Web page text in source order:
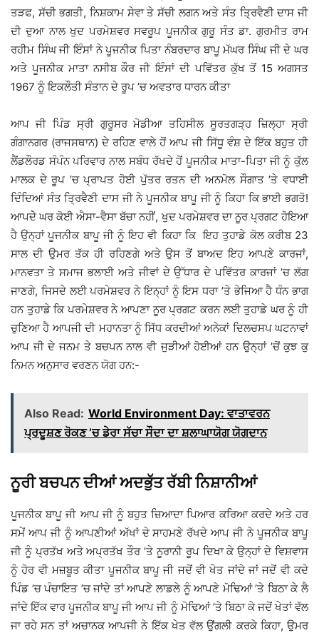
ਤੜਫ, ਸੱਚੀ ਭਗਤੀ, ਨਿਸ਼ਕਾਮ ਸੇਵਾ ਤੇ ਸੱਚੀ ਲਗਨ ਅਤੇ ਸੰਤ ਤ੍ਰਿਵੈਣੀ ਦਾਸ ਜੀ
ਦੀ ਦੁਆ ਨਾਲ ਖੁਦ ਪਰਮੇਸ਼ਵਰ ਸਵਰੂਪ ਪੂਜਨੀਕ ਗੁਰੂ ਸੰਤ ਡਾ. ਗੁਰਮੀਤ ਰਾਮ
ਰਹੀਮ ਸਿੰਘ ਜੀ ਇੰਸਾਂ ਨੇ ਪੂਜਨੀਕ ਪਿਤਾ ਨੰਬਰਦਾਰ ਬਾਪੂ ਮੱਘਰ ਸਿੰਘ ਜੀ ਦੇ ਘਰ
ਅਤੇ ਪੂਜਨੀਕ ਮਾਤਾ ਨਸੀਬ ਕੌਰ ਜੀ ਇੰਸਾਂ ਦੀ ਪਵਿੱਤਰ ਕੁੱਖ ਤੋਂ 15 ਅਗਸਤ
1967 ਨੂੰ ਇਕਲੌਤੀ ਸੰਤਾਨ ਦੇ ਰੂਪ ’ਚ ਅਵਤਾਰ ਧਾਰਨ ਕੀਤਾ
ਆਪ ਜੀ ਪਿੰਡ ਸ੍ਰੀ ਗੁਰੂਸਰ ਮੋਡੀਆ ਤਹਿਸੀਲ ਸੂਰਤਗੜ੍ਹ ਜ਼ਿਲ੍ਹਾ ਸ੍ਰੀ
ਗੰਗਾਨਗਰ (ਰਾਜਸਥਾਨ) ਦੇ ਰਹਿਣ ਵਾਲੇ ਹੋਂ ਆਪ ਜੀ ਸਿੱਧੂ ਵੰਸ਼ ਦੇ ਇੱਕ ਬਹੁਤ ਹੀ
ਲੈਂਡਲੌਰਡ ਸੰਪੰਨ ਪਰਿਵਾਰ ਨਾਲ ਸਬੰਧ ਰੱਖਦੇ ਹੋਂ ਪੂਜਨੀਕ ਮਾਤਾ-ਪਿਤਾ ਜੀ ਨੂੰ ਕੁੱਲ
ਮਾਲਕ ਦੇ ਰੂਪ ’ਚ ਪ੍ਰਾਪਤ ਹੋਈ ਪੁੱਤਰ ਰਤਨ ਦੀ ਅਨਮੋਲ ਸੌਗਾਤ ’ਤੇ ਵਧਾਈ
ਦਿੰਦਿਆਂ ਸੰਤ ਤ੍ਰਿਵੈਣੀ ਦਾਸ ਜੀ ਨੇ ਪੂਜਨੀਕ ਬਾਪੂ ਜੀ ਨੂੰ ਕਿਹਾ ਕਿ ਭਾਈ ਭਗਤੋ!
ਆਪਦੇੇ ਘਰ ਕੋਈ ਐਸਾ-ਵੈਸਾ ਬੱਚਾ ਨਹੀਂ, ਖੁਦ ਪਰਮੇਸ਼ਵਰ ਦਾ ਨੂਰ ਪ੍ਰਗਟ ਹੋਇਆ
ਹੈ ਉਨ੍ਹਾਂ ਪੂਜਨੀਕ ਬਾਪੂ ਜੀ ਨੂੰ ਇਹ ਵੀ ਕਿਹਾ ਕਿ ਇਹ ਤੁਹਾਡੇ ਕੋਲ ਕਰੀਬ 23
ਸਾਲ ਦੀ ਉਮਰ ਤੱਕ ਹੀ ਰਹਿਣਗੇ ਅਤੇ ਉਸ ਤੋਂ ਬਾਅਦ ਇਹ ਆਪਣੇ ਕਾਰਜਾਂ,
ਮਾਨਵਤਾ ਤੇ ਸਮਾਜ ਭਲਾਈ ਅਤੇ ਜੀਵਾਂ ਦੇ ਉੱਧਾਰ ਦੇ ਪਵਿੱਤਰ ਕਾਰਜਾਂ ’ਚ ਲੱਗ
ਜਾਣਗੇ, ਜਿਸਦੇ ਲਈ ਪਰਮੇਸ਼ਵਰ ਨੇ ਇਨ੍ਹਾਂ ਨੂੰ ਇਸ ਧਰਾ ’ਤੇ ਭੇਜਿਆ ਹੈ ਧੰਨ ਭਾਗ
ਹਨ ਤੁਹਾਡੇ ਕਿ ਪਰਮੇਸ਼ਵਰ ਨੇ ਆਪਣਾ ਨੂਰ ਪ੍ਰਗਟ ਕਰਨ ਲਈ ਤੁਹਾਡੇ ਘਰ ਨੂੰ ਹੀ
ਚੁਣਿਆ ਹੈ ਆਪਜੀ ਦੀ ਮਹਾਨਤਾ ਨੂੰ ਸਿੱਧ ਕਰਦੀਆਂ ਅਨੇਕਾਂ ਦਿਲਚਸਪ ਘਟਨਾਵਾਂ
ਆਪ ਜੀ ਦੇ ਜਨਮ ਤੇ ਬਚਪਨ ਨਾਲ ਵੀ ਜੁੜੀਆਂ ਹੋਈਆਂ ਹਨ ਉਨ੍ਹਾਂ ’ਚੋਂ ਕੁਝ ਕੁ
ਨਿਮਨ ਅਨੁਸਾਰ ਵਰਣਨ ਯੋਗ ਹਨ:-
Also Read: World Environment Day: ਵਾਤਾਵਰਨ
ਪ੍ਰਦੂਸ਼ਣ ਰੋਕਣ ’ਚ ਡੇਰਾ ਸੱਚਾ ਸੌਦਾ ਦਾ ਸ਼ਲਾਘਾਯੋਗ ਯੋਗਦਾਨ
ਨੂਰੀ ਬਚਪਨ ਦੀਆਂ ਅਦਭੁੱਤ ਰੱਬੀ ਨਿਸ਼ਾਨੀਆਂ
ਪੂਜਨੀਕ ਬਾਪੂ ਜੀ ਆਪ ਜੀ ਨੂੰ ਬਹੁਤ ਜ਼ਿਆਦਾ ਪਿਆਰ ਕਰਿਆ ਕਰਦੇ ਅਤੇ ਹਰ
ਸਮੇਂ ਆਪ ਜੀ ਨੂੰ ਆਪਣੀਆਂ ਅੱਖਾਂ ਦੇ ਸਾਹਮਣੇ ਰੱਖਦੇ ਆਪ ਜੀ ਨੇ ਪੂਜਨੀਕ ਬਾਪੂ
ਜੀ ਨੂੰ ਪ੍ਰਤੱਖ ਅਤੇ ਅਪ੍ਰਤੱਖ ਤੌਰ ’ਤੇ ਨੂਰਾਨੀ ਰੂਪ ਦਿਖਾ ਕੇ ਉਨ੍ਹਾਂ ਦੇ ਵਿਸ਼ਵਾਸ
ਨੂੰ ਹੋਰ ਵੀ ਮਜ਼ਬੂਤ ਕੀਤਾ ਪੂਜਨੀਕ ਬਾਪੂ ਜੀ ਜਦੋਂ ਵੀ ਖੇਤ ਜਾਂਦੇ ਜਾਂ ਜਦੋਂ ਵੀ ਕਦੇ
ਪਿੰਡ ’ਚ ਪੰਚਾਇਤ ’ਚ ਜਾਂਦੇ ਤਾਂ ਆਪਣੇ ਲਾਡਲੇ ਨੂੰ ਆਪਣੇ ਮੋਢਿਆਂ ’ਤੇ ਬਿਠਾ ਕੇ ਲੈ
ਜਾਂਦੇ ਇੱਕ ਵਾਰ ਪੂਜਨੀਕ ਬਾਪੂ ਜੀ ਆਪ ਜੀ ਨੂੰ ਮੋਢਿਆਂ ’ਤੇ ਬਿਠਾ ਕੇ ਜਦੋਂ ਖੇਤਾਂ ਵੱਲ
ਜਾ ਰਹੇ ਸਨ ਤਾਂ ਅਚਾਨਕ ਆਪਜੀ ਨੇ ਇੱਕ ਖੇਤ ਵੱਲ ਉਂਗਲੀ ਕਰਕੇ ਕਿਹਾ, ਉਮਰ